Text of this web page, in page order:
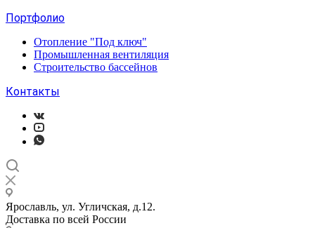
Портфолио
Отопление "Под ключ"
Промышленная вентиляция
Строительство бассейнов
Контакты
Ярославль, ул. Угличская, д.12.
Доставка по всей России